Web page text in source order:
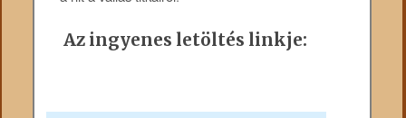
Az ingyenes letöltés linkje: